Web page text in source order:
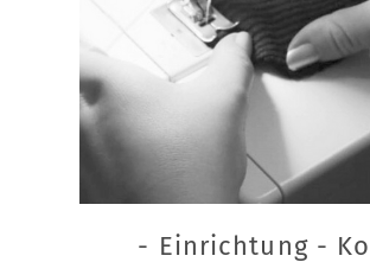
- Einrichtung -